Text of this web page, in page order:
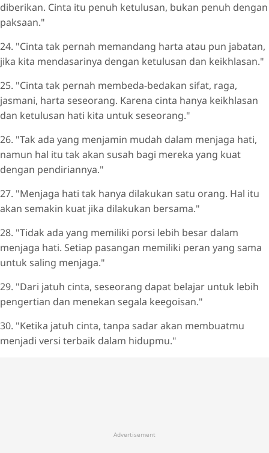
diberikan. Cinta itu penuh ketulusan, bukan penuh dengan
paksaan."
24. "Cinta tak pernah memandang harta atau pun jabatan,
jika kita mendasarinya dengan ketulusan dan keikhlasan."
25. "Cinta tak pernah membeda-bedakan sifat, raga,
jasmani, harta seseorang. Karena cinta hanya keikhlasan
dan ketulusan hati kita untuk seseorang."
26. "Tak ada yang menjamin mudah dalam menjaga hati,
namun hal itu tak akan susah bagi mereka yang kuat
dengan pendiriannya."
27. "Menjaga hati tak hanya dilakukan satu orang. Hal itu
akan semakin kuat jika dilakukan bersama."
28. "Tidak ada yang memiliki porsi lebih besar dalam
menjaga hati. Setiap pasangan memiliki peran yang sama
untuk saling menjaga."
29. "Dari jatuh cinta, seseorang dapat belajar untuk lebih
pengertian dan menekan segala keegoisan."
30. "Ketika jatuh cinta, tanpa sadar akan membuatmu
menjadi versi terbaik dalam hidupmu."
Advertisement